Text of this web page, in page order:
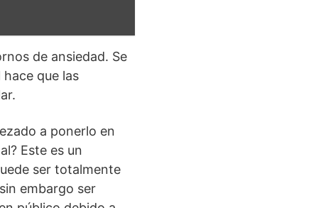
de ansiedad. Se
que las
a ponerlo en
Este es un
ser totalmente
embargo ser